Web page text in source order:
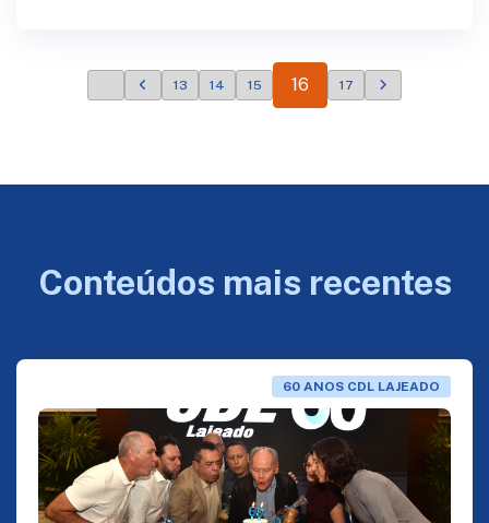
13 14 15 16 17
Conteúdos mais recentes
60 ANOS CDL LAJEADO